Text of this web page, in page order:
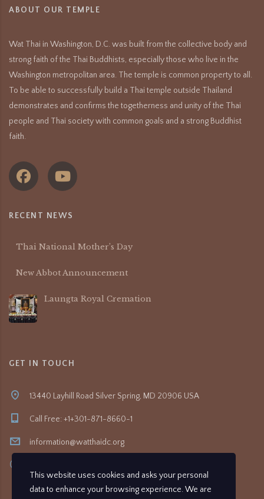
ABOUT OUR TEMPLE
Wat Thai in Washington, D.C. was built from the collective body and
strong faith of the Thai Buddhists, especially those who live in the
Washington metropolitan area. The temple is common property to all.
To be able to successfully build a Thai temple outside Thailand
demonstrates and confirms the togetherness and unity of the Thai
people and Thai society with common goals and a strong Buddhist
faith.
RECENT NEWS
Thai National Mother’s Day
New Abbot Announcement
Laungta Royal Cremation
GET IN TOUCH
13440 Layhill Road Silver Spring, MD 20906 USA
Call Free: +1+301-871-8660-1
information@watthaidc.org
This website uses cookies and asks your personal
data to enhance your browsing experience. We are